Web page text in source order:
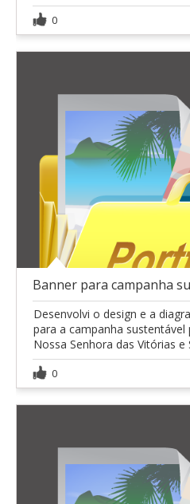
0
Desenvolvi o design e a
para a campanha
Nossa Senhora das Vitórias e
0